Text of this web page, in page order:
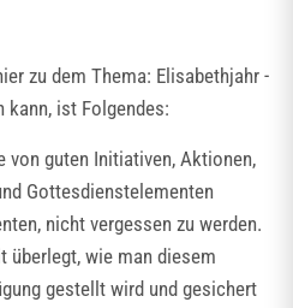
zu dem Thema: Elisabethjahr -
kann, ist Folgendes:
von guten Initiativen, Aktionen,
Gottesdienstelementen
nicht vergessen zu werden.
überlegt, wie man diesem
gestellt wird und gesichert